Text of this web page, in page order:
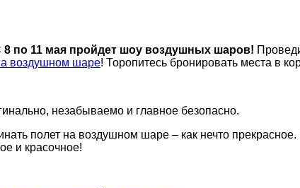
8 по 11 мая пройдет шоу воздушных шаров!
воздушном шаре! Торопитесь бронировать места в
незабываемо и главное безопасно.
полет на воздушном шаре – как нечто
и красочное!